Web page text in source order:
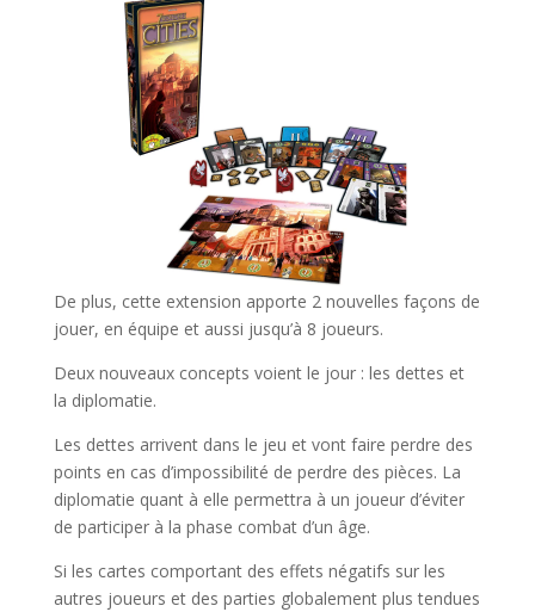
De plus, cette extension apporte 2 nouvelles façons de
jouer, en équipe et aussi jusqu’à 8 joueurs.
Deux nouveaux concepts voient le jour : les dettes et
la diplomatie.
Les dettes arrivent dans le jeu et vont faire perdre des
points en cas d’impossibilité de perdre des pièces. La
diplomatie quant à elle permettra à un joueur d’éviter
de participer à la phase combat d’un âge.
Si les cartes comportant des effets négatifs sur les
autres joueurs et des parties globalement plus tendues